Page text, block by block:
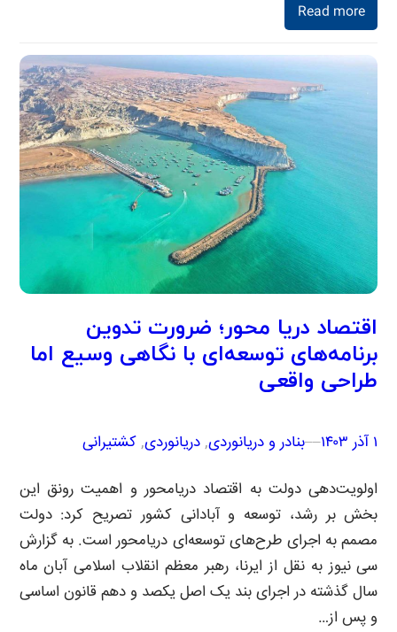
Read more
اقتصاد دریا محور؛ ضرورت تدوین
برنامه‌های توسعه‌ای با نگاهی وسیع اما
طراحی واقعی
۱ آذر ۱۴۰۳ –
–بنادر و دریانوردی, دریانوردی, کشتیرانی
اولویت‌دهی دولت به اقتصاد دریامحور و اهمیت رونق این
بخش بر رشد، توسعه و آبادانی کشور تصریح کرد: دولت
مصمم به اجرای طرح‌های توسعه‌ای دریامحور است. به گزارش
سی نیوز به نقل از ایرنا، رهبر معظم انقلاب اسلامی آبان ماه
سال گذشته در اجرای بند یک اصل یکصد و دهم قانون اساسی
و پس از…